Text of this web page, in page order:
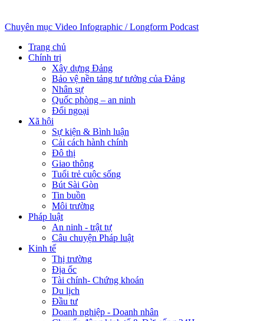
Chuyên mục Video Infographic / Longform Podcast
Trang chủ
Chính trị
Xây dựng Đảng
Bảo vệ nền tảng tư tưởng của Đảng
Nhân sự
Quốc phòng – an ninh
Đối ngoại
Xã hội
Sự kiện & Bình luận
Cải cách hành chính
Đô thị
Giao thông
Tuổi trẻ cuộc sống
Bút Sài Gòn
Tin buồn
Môi trường
Pháp luật
An ninh - trật tự
Câu chuyện Pháp luật
Kinh tế
Thị trường
Địa ốc
Tài chính- Chứng khoán
Du lịch
Đầu tư
Doanh nghiệp - Doanh nhân